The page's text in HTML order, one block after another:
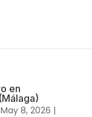
en
May 8, 2026 |